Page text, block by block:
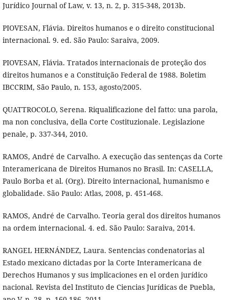
Jurídico Journal of Law, v. 13, n. 2, p. 315-348, 2013b.
PIOVESAN, Flávia. Direitos humanos e o direito constitucional
internacional. 9. ed. São Paulo: Saraiva, 2009.
PIOVESAN, Flávia. Tratados internacionais de proteção dos
direitos humanos e a Constituição Federal de 1988. Boletim
IBCCRIM, São Paulo, n. 153, agosto/2005.
QUATTROCOLO, Serena. Riqualificazione del fatto: una parola,
ma non conclusiva, della Corte Costituzionale. Legislazione
penale, p. 337-344, 2010.
RAMOS, André de Carvalho. A execução das sentenças da Corte
Interamericana de Direitos Humanos no Brasil. In: CASELLA,
Paulo Borba et al. (Org). Direito internacional, humanismo e
globalidade. São Paulo: Atlas, 2008, p. 451-468.
RAMOS, André de Carvalho. Teoria geral dos direitos humanos
na ordem internacional. 4. ed. São Paulo: Saraiva, 2014.
RANGEL HERNÁNDEZ, Laura. Sentencias condenatorias al
Estado mexicano dictadas por la Corte Interamericana de
Derechos Humanos y sus implicaciones en el orden jurídico
nacional. Revista del Instituto de Ciencias Jurídicas de Puebla,